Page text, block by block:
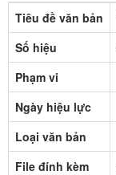
Tiêu đề văn bản
Số hiệu
Phạm vi
Ngày hiệu lực
Loại văn bản
File đính kèm